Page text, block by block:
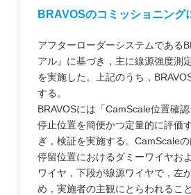
BRAVOSのコミッショニング
アフターローダーシステムである
アル』に基づき，主に線源強度測
を実施した。上記のうち，
する。
BRAVOSには「CamScale位置確
停止位置を簡便かつ定量的に評価
ぎ，検証を実施する。CamScale
停留位置におけるダミーワイヤお
ワイヤ，下段が線源ワイヤで，左
め，実施者の主観にとらわれるこ